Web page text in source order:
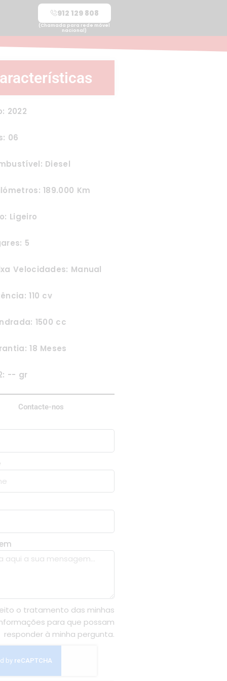
912 129 808
(Chamada para rede móvel
nacional)
2022
06
Diesel
189.000 Km
Ligeiro
5
Velocidades: Manual
110 cv
1500 cc
18 Meses
-- gr
Contacte-nos
o tratamento das minhas
para que possam
responder à minha pergunta.